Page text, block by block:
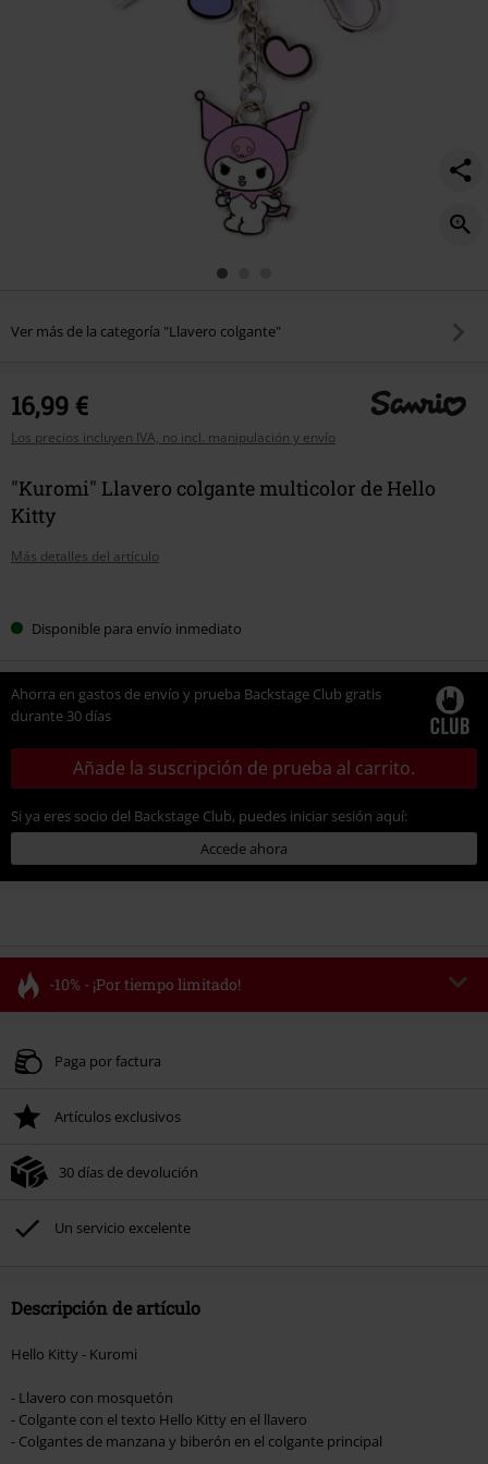
Ver más de la categoría "Llavero colgante"
16,99 €
Los precios incluyen IVA, no incl. manipulación y envío
"Kuromi" Llavero colgante multicolor de Hello
Kitty
Más detalles del artículo
tu Disponible para envío inmediato
Ahorra en gastos de envío y prueba Backstage Club gratis
durante 30 días
Añade la suscripción de prueba al carrito.
Si ya eres socio del Backstage Club, puedes iniciar sesión aquí:
Accede ahora
-10% - ¡Por tiempo limitado!
Válido hasta 8/11/26
Tras introducir el código, el descuento se deducirá automáticamente al final
No acumulable con otras promociones Códigos promocionales.. Quedan
Rammstein, (Till) Lindemann, Böhse Onkelz, Broilers, Die Ärzte, Die Toten
Hosen, Metality, Funko Pop!, vales regalo y artículos que incluyan una
Paga por factura
Artículos exclusivos
30 días de devolución
Un servicio excelente
Descripción de artículo
Hello Kitty - Kuromi
- Llavero con mosquetón
- Colgante con el texto Hello Kitty en el llavero
- Colgantes de manzana y biberón en el colgante principal